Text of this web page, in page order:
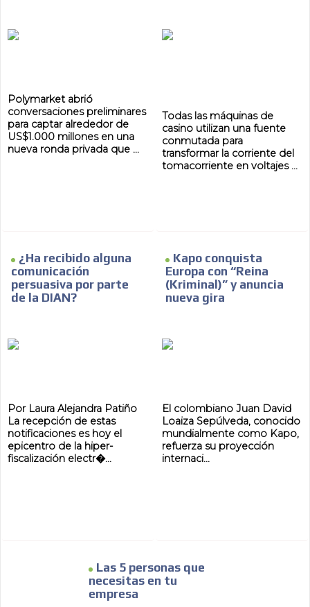
Polymarket abrió
conversaciones preliminares
para captar alrededor de
US$1.000 millones en una
nueva ronda privada que ...
Todas las máquinas de
casino utilizan una fuente
conmutada para
transformar la corriente del
tomacorriente en voltajes ...
¿Ha recibido alguna
comunicación
persuasiva por parte
de la DIAN?
Por Laura Alejandra Patiño
La recepción de estas
notificaciones es hoy el
epicentro de la hiper-
fiscalización electr�...
Kapo conquista
Europa con “Reina
(Kriminal)” y anuncia
nueva gira
El colombiano Juan David
Loaiza Sepúlveda, conocido
mundialmente como Kapo,
refuerza su proyección
internaci...
Las 5 personas que
necesitas en tu
empresa